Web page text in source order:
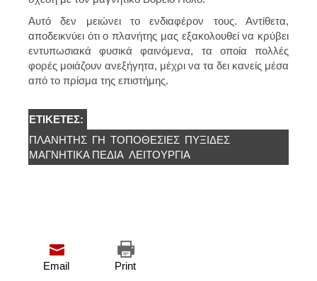
Αυτό δεν μειώνει το ενδιαφέρον τους. Αντίθετα,
αποδεικνύει ότι ο πλανήτης μας εξακολουθεί να κρύβει
εντυπωσιακά φυσικά φαινόμενα, τα οποία πολλές
φορές μοιάζουν ανεξήγητα, μέχρι να τα δει κανείς μέσα
από το πρίσμα της επιστήμης.
ΕΤΙΚΈΤΕΣ:
ΠΛΑΝΉΤΗΣ ΓΗ ΤΟΠΟΘΕΣΙΕΣ ΠΥΞΊΔΕΣ
ΜΑΓΝΗΤΙΚΆ ΠΕΔΊΑ ΛΕΙΤΟΥΡΓΊΑ
Print
Email